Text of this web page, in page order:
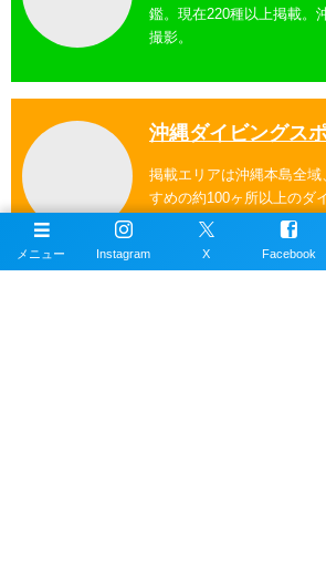
鑑。現在220種以上掲載。
撮影。
沖縄ダイビングス
掲載エリアは沖縄本島全
すめの約100ヶ所以上のダ
メニュー Instagram X Facebook